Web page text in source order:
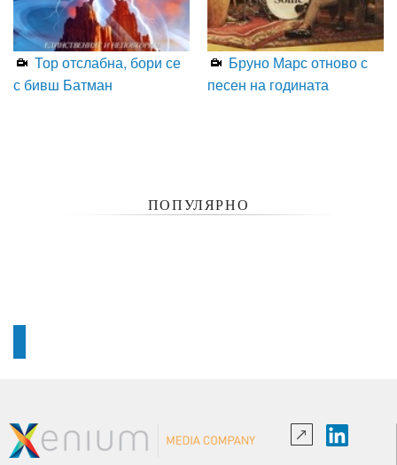
Тор отслабна, бори се
с бивш Батман
Бруно Марс отново с
песен на годината
ПОПУЛЯРНО